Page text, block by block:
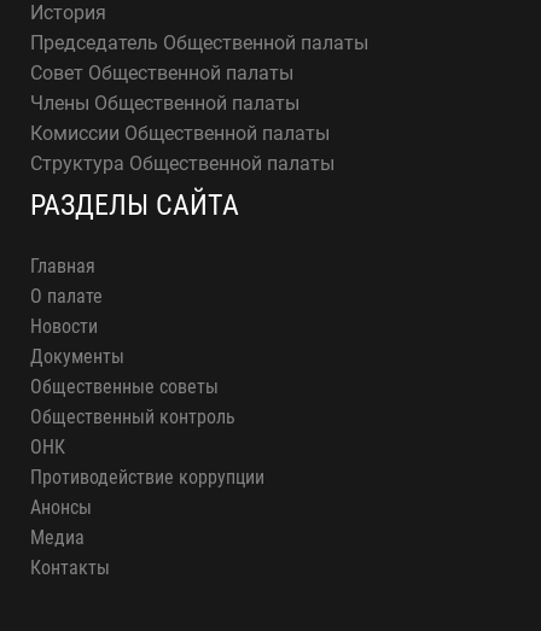
История
Председатель Общественной палаты
Совет Общественной палаты
Члены Общественной палаты
Комиссии Общественной палаты
Структура Общественной палаты
РАЗДЕЛЫ САЙТА
Главная
О палате
Новости
Документы
Общественные советы
Общественный контроль
ОНК
Противодействие коррупции
Анонсы
Медиа
Контакты